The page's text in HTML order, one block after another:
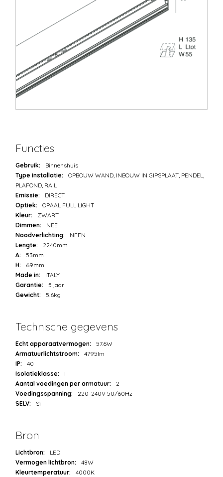
Functies
Gebruik:
Binnenshuis
Type installatie:
OPBOUW WAND, INBOUW IN GIPSPLAAT, PENDEL,
PLAFOND, RAIL
Emissie:
DIRECT
Optiek:
OPAAL FULL LIGHT
Kleur:
ZWART
Dimmen:
NEE
Noodverlichting:
NEEN
Lengte:
2240mm
A:
53mm
H:
69mm
Made in:
ITALY
Garantie:
5 jaar
Gewicht:
5.6kg
Technische gegevens
Echt apparaatvermogen:
57.6W
Armatuurlichtstroom:
4795lm
IP:
40
Isolatieklasse:
I
Aantal voedingen per armatuur:
2
Voedingsspanning:
220-240V 50/60Hz
SELV:
Sì
Bron
Lichtbron:
LED
Vermogen lichtbron:
48W
Kleurtemperatuur:
4000K